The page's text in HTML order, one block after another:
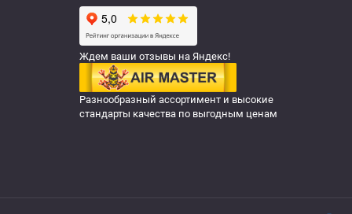
Ждем ваши отзывы на Яндекс!
Разнообразный ассортимент и высокие
стандарты качества по выгодным ценам